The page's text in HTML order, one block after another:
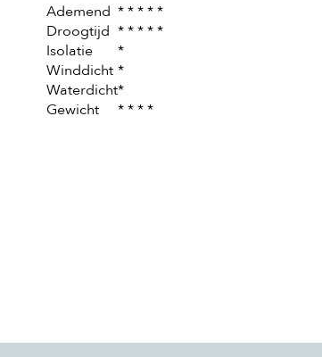
Ademend * * * * *
Droogtijd * * * * *
Isolatie
*
Winddicht *
Waterdicht*
Gewicht
* * * *